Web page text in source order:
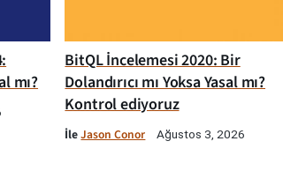
mı?
BitQL İncelemesi 2020: Bir
Dolandırıcı mı Yoksa Yasal mı?
Kontrol ediyoruz
İleJason Conor Ağustos 3, 2026